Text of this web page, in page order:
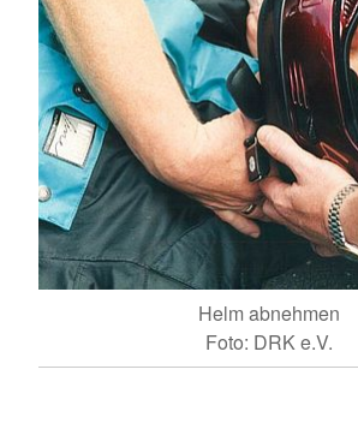
Helm abnehmen
Foto: DRK e.V.